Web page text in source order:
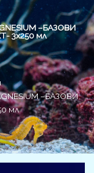
–БАЗОВИ
3х250 мл
–БАЗОВИ
мл